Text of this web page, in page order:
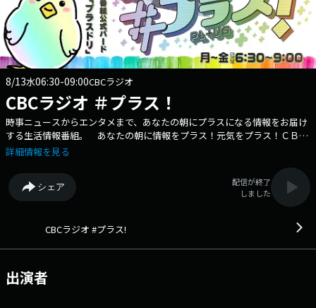
8/13水06:30-09:00CBCラジオ
CBCラジオ ＃プラス！
時事ニュースからエンタメまで、あなたの朝にプラスになる情報をお届け
する生活情報番組。 あなたの朝に情報をプラス！元気をプラス！ＣＢＣ
ラジオの朝は、「ＣＢＣラジオ #プラス！」 番組記事を読む→こち
詳細情報を見る
シェア
配信が終了
しました
CBCラジオ #プラス!
出演者